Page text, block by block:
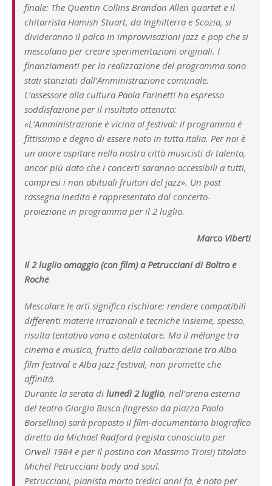
finale: The Quentin Collins Brandon Allen quartet e il
chitarrista Hamish Stuart, da Inghilterra e Scozia, si
divideranno il palco in improvvisazioni jazz e pop che si
mescolano per creare sperimentazioni originali. I
finanziamenti per la realizzazione del programma sono
stati stanziati dall’Amministrazione comunale.
L’assessore alla cultura Paola Farinetti ha espresso
soddisfazione per il risultato ottenuto:
«L’Amministrazione è vicina al festival: il programma è
fittissimo e degno di essere noto in tutta Italia. Per noi è
un onore ospitare nella nostra città musicisti di talento,
ancor più dato che i concerti saranno accessibili a tutti,
compresi i non abituali fruitori del jazz». Un post
rassegna inedito è rappresentato dal concerto-
proiezione in programma per il 2 luglio.
Marco Viberti
Il 2 luglio omaggio (con film) a Petrucciani di Boltro e
Roche
Mescolare le arti significa rischiare: rendere compatibili
differenti materie irrazionali e tecniche insieme, spesso,
risulta tentativo vano e ostentatore. Ma il mélange tra
cinema e musica, frutto della collaborazione tra Alba
film festival e Alba jazz festival, non promette che
affinità.
Durante la serata di lunedì 2 luglio, nell’arena esterna
del teatro Giorgio Busca (ingresso da piazza Paolo
Borsellino) sarà proposto il film-documentario biografico
diretto da Michael Radford (regista conosciuto per
Orwell 1984 e per Il postino con Massimo Troisi) titolato
Michel Petrucciani body and soul.
Petrucciani, pianista morto tredici anni fa, è noto per